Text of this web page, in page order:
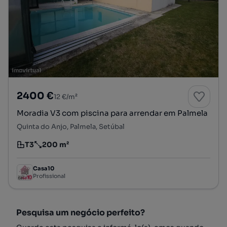
2400 €12 €/m²
Moradia V3 com piscina para arrendar em Palmela
Quinta do Anjo, Palmela, Setúbal
Tipologia
T3
Preço por metro quadrado
200 m²
Casa10
Profissional
Pesquisa um negócio perfeito?